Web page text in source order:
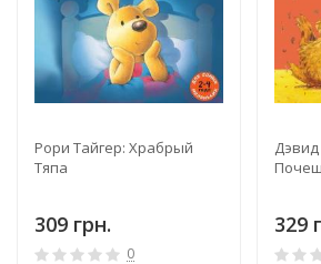
Рори Тайгер: Храбрый
Тяпа
309 грн.
0
329